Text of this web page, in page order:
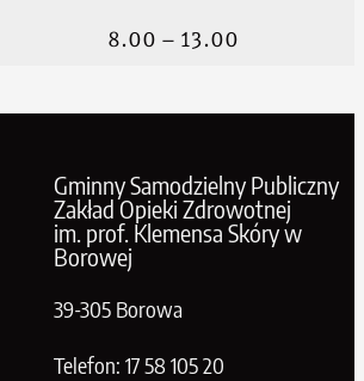
8.00 – 13.00
Gminny Samodzielny Publiczny
Zakład Opieki Zdrowotnej
im. prof. Klemensa Skóry w
Borowej
39-305 Borowa
Telefon: 17 58 105 20